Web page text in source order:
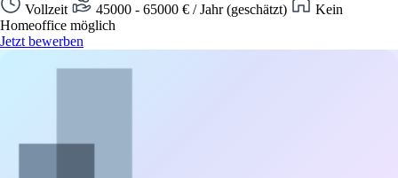
Vollzeit 45000 - 65000 € / Jahr (geschätzt)
Kein
Homeoffice möglich
Jetzt bewerben